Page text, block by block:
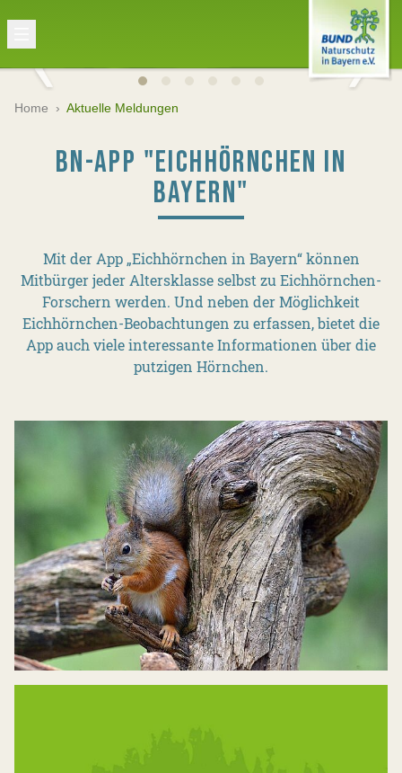
Home › Aktuelle Meldungen
BN-APP "EICHHÖRNCHEN IN
BAYERN"
Mit der App „Eichhörnchen in Bayern“ können
Mitbürger jeder Altersklasse selbst zu Eichhörnchen-
Forschern werden. Und neben der Möglichkeit
Eichhörnchen-Beobachtungen zu erfassen, bietet die
App auch viele interessante Informationen über die
putzigen Hörnchen.